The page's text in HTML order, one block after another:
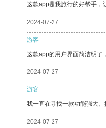
这款app是我旅行的好帮手，
2024-07-27
游客
这款app的用户界面简洁明了
2024-07-27
游客
我一直在寻找一款功能强大
2024-07-27